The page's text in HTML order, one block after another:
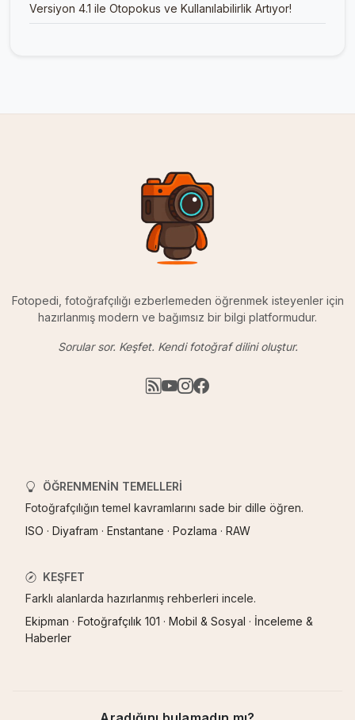
Versiyon 4.1 ile Otopokus ve Kullanılabilirlik Artıyor!
Fotopedi, fotoğrafçılığı ezberlemeden öğrenmek isteyenler için
hazırlanmış modern ve bağımsız bir bilgi platformudur.
Sorular sor. Keşfet. Kendi fotoğraf dilini oluştur.
ÖĞRENMENIN TEMELLERI
Fotoğrafçılığın temel kavramlarını sade bir dille öğren.
ISO · Diyafram · Enstantane · Pozlama · RAW
KEŞFET
Farklı alanlarda hazırlanmış rehberleri incele.
Ekipman · Fotoğrafçılık 101 · Mobil & Sosyal · İnceleme &
Haberler